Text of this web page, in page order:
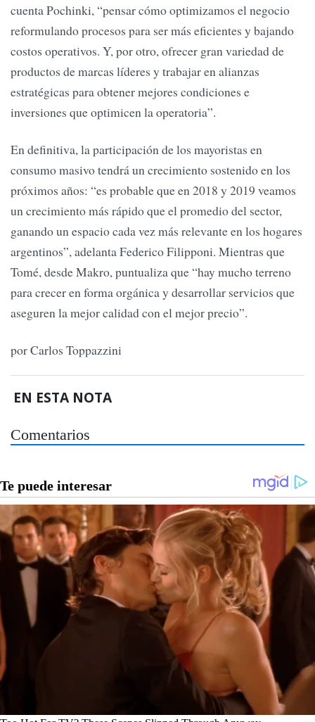
cuenta Pochinki, “pensar cómo optimizamos el negocio
reformulando procesos para ser más eficientes y bajando
costos operativos. Y, por otro, ofrecer gran variedad de
productos de marcas líderes y trabajar en alianzas
estratégicas para obtener mejores condiciones e
inversiones que optimicen la operatoria”.
En definitiva, la participación de los mayoristas en
consumo masivo tendrá un crecimiento sostenido en los
próximos años: “es probable que en 2018 y 2019 veamos
un crecimiento más rápido que el promedio del sector,
ganando un espacio cada vez más relevante en los hogares
argentinos”, adelanta Federico Filipponi. Mientras que
Tomé, desde Makro, puntualiza que “hay mucho terreno
para crecer en forma orgánica y desarrollar servicios que
aseguren la mejor calidad con el mejor precio”.
por Carlos Toppazzini
EN ESTA NOTA
Comentarios